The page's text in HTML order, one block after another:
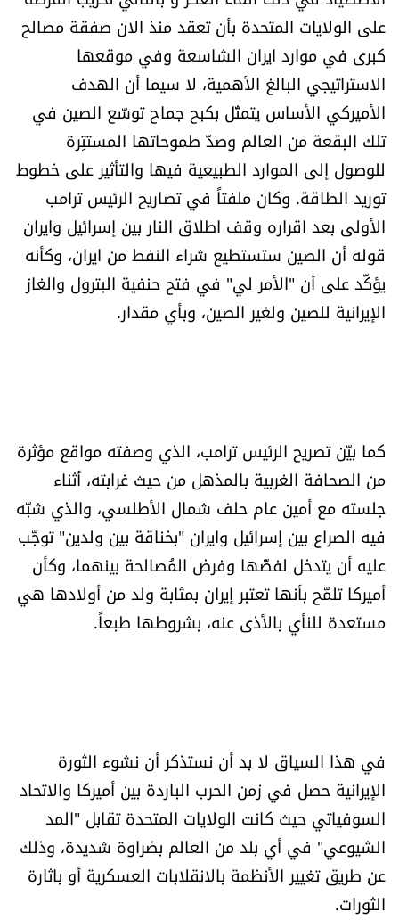
على الولايات المتحدة بأن تعقد منذ الان صفقة مصالح
كبرى في موارد ايران الشاسعة وفي موقعها
الاستراتيجي البالغ الأهمية، لا سيما أن الهدف
الأميركي الأساس يتمثّل بكبح جماح توسّع الصين في
تلك البقعة من العالم وصدّ طموحاتها المستتِرة
للوصول إلى الموارد الطبيعية فيها والتأثير على خطوط
توريد الطاقة. وكان ملفتاً في تصاريح الرئيس ترامب
الأولى بعد اقراره وقف اطلاق النار بين إسرائيل وايران
قوله أن الصين ستستطيع شراء النفط من ايران، وكأنه
يؤكّد على أن "الأمر لي" في فتح حنفية البترول والغاز
الإيرانية للصين ولغير الصين، وبأي مقدار.
كما بيّن تصريح الرئيس ترامب، الذي وصفته مواقع مؤثرة
من الصحافة الغربية بالمذهل من حيث غرابته، أثناء
جلسته مع أمين عام حلف شمال الأطلسي، والذي شبّه
فيه الصراع بين إسرائيل وايران "بخناقة بين ولدين" توجّب
عليه أن يتدخل لفضّها وفرض المُصالحة بينهما، وكأن
أميركا تلمّح بأنها تعتبر إيران بمثابة ولد من أولادها هي
مستعدة للنأي بالأذى عنه، بشروطها طبعاً.
في هذا السياق لا بد أن نستذكر أن نشوء الثورة
الإيرانية حصل في زمن الحرب الباردة بين أميركا والاتحاد
السوفياتي حيث كانت الولايات المتحدة تقابل "المد
الشيوعي" في أي بلد من العالم بضراوة شديدة، وذلك
عن طريق تغيير الأنظمة بالانقلابات العسكرية أو باثارة
الثورات.